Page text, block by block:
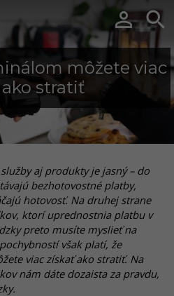
 
môžete viac
stratiť
aj produkty je jasný – do
bezhotovostné platby,
hotovosť. Na druhej strane
ktorí uprednostnia platbu v
preto musíte myslieť na
však platí, že
viac získať ako stratiť. Na
nám dáte dozaista za pravdu,